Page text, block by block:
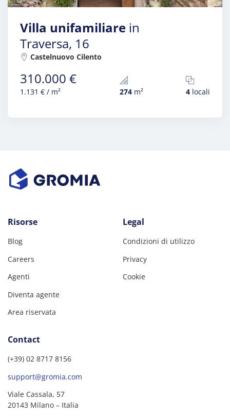
Villa unifamiliare in
Traversa, 16
Castelnuovo Cilento
310.000 €
1.131 € / m² 274m² 4 locali
Risorse
Blog
Careers
Agenti
Diventa agente
Area riservata
Legal
Condizioni di utilizzo
Privacy
Cookie
Contact
(+39) 02 8717 8156
support@gromia.com
Viale Cassala, 57
20143 Milano – Italia